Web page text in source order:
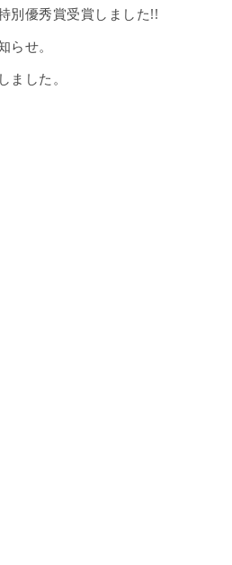
別優秀賞受賞しました!!
らせ。
ました。